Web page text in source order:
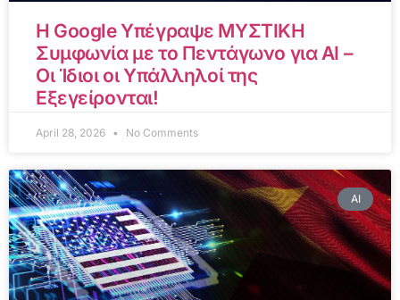
Η Google Υπέγραψε ΜΥΣΤΙΚΗ
Συμφωνία με το Πεντάγωνο για AI –
Οι Ίδιοι οι Υπάλληλοί της
Εξεγείρονται!
April 28, 2026 No Comments
AI